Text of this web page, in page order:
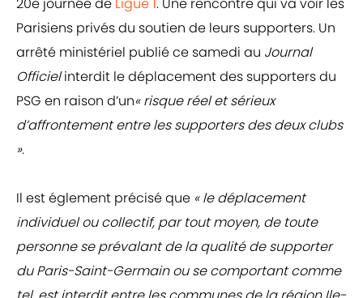
Parisiens privés du soutien de leurs supporters. Un
arrêté ministériel publié ce samedi au Journal
Officielinterdit le déplacement des supporters du
PSG en raison d’un« risque réel et sérieux
d’affrontement entre les supporters des deux clubs
».
Il est églement précisé que « le déplacement
individuel ou collectif, par tout moyen, de toute
personne se prévalant de la qualité de supporter
du Paris-Saint-Germain ou se comportant comme